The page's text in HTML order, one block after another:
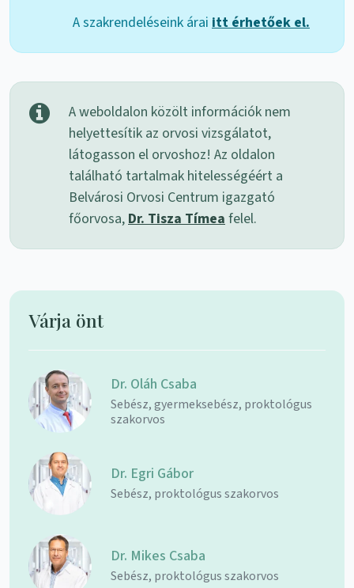
A szakrendeléseink árai itt érhetőek el.
A weboldalon közölt információk nem
helyettesítik az orvosi vizsgálatot,
látogasson el orvoshoz! Az oldalon
található tartalmak hitelességéért a
Belvárosi Orvosi Centrum igazgató
főorvosa,Dr. Tisza Tímeafelel.
Várja önt
Dr. Oláh Csaba
Sebész, gyermeksebész, proktológus
szakorvos
Dr. Egri Gábor
Sebész, proktológus szakorvos
Dr. Mikes Csaba
Sebész, proktológus szakorvos